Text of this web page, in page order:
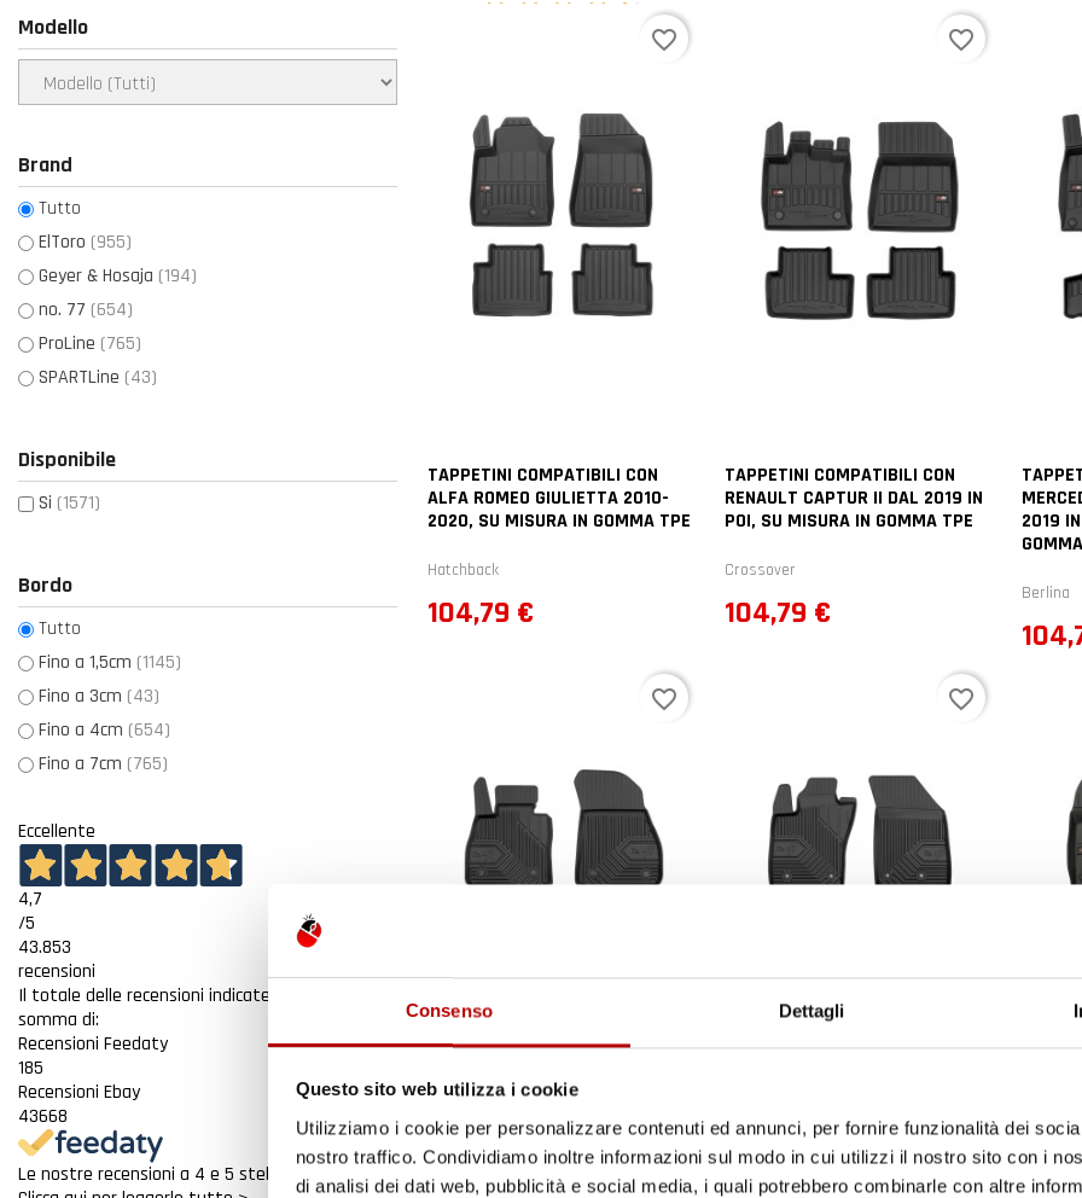
Consenso Dettagli
Questo sito web utilizza i cookie
Utilizziamo i cookie per personalizzare contenuti ed annunci, per fornire funzionalità dei
nostro traffico. Condividiamo inoltre informazioni sul modo in cui utilizzi il nostro sito con i
di analisi dei dati web, pubblicità e social media, i quali potrebbero combinarle con altre
Modello
Brand
Tutto
ElToro (955)
Geyer & Hosaja (194)
no. 77 (654)
ProLine (765)
SPARTLine (43)
Disponibile
Si (1571)
Bordo
Tutto
Fino a 1,5cm (1145)
Fino a 3cm (43)
Fino a 4cm (654)
Fino a 7cm (765)
Eccellente
4,7
/5
43.853
recensioni
Il totale delle recensioni indicate include la
somma di:
Recensioni Feedaty
185
Recensioni Ebay
43668
Le nostre recensioni a 4 e 5 stelle.
TAPPETINI COMPATIBILI CON
ALFA ROMEO GIULIETTA 2010-
2020, SU MISURA IN GOMMA TPE
Hatchback
Prezzo
104,79 €
favorite_border
TAPPETINI COMPATIBILI CON
RENAULT CAPTUR II DAL 2019 IN
POI, SU MISURA IN GOMMA TPE
Crossover
Prezzo
104,79 €
favorite_border
2019
Berlina
TAPPETINI COMPATIBILI CON
BMW SERIE 1 F40 2019-2024, SU
MISURA IN GOMMA TPE
favorite_border
TAPPETINI COMPATIBILI CON FIAT
TIPO DAL 2015 IN POI, SU MISURA
IN GOMMA TPE
favorite_border
JEEP
SU
è già pronto!